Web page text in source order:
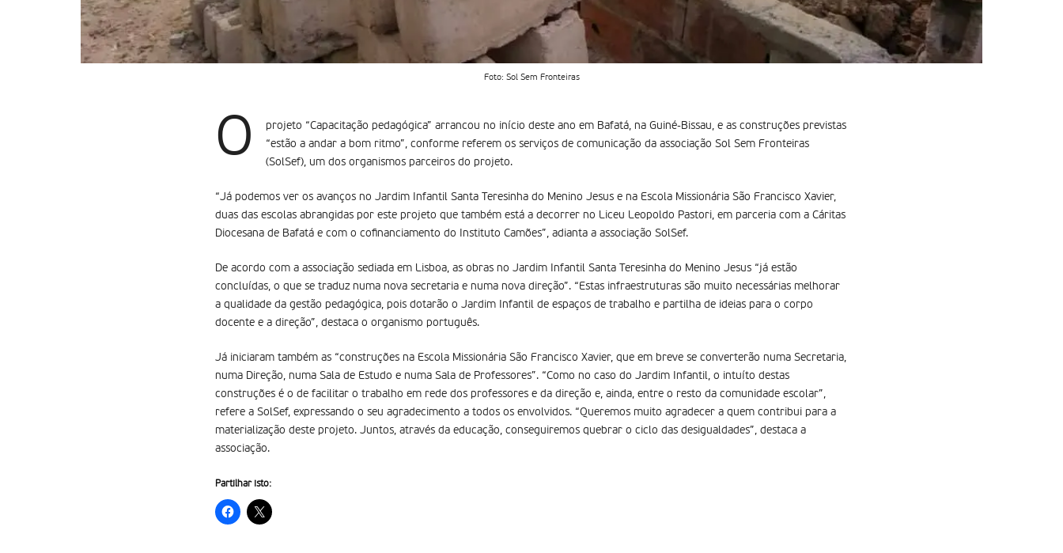
Foto: Sol Sem Fronteiras
O
projeto “Capacitação pedagógica” arrancou no início deste ano em Bafatá, na Guiné-Bissau, e as construções previstas
“estão a andar a bom ritmo”, conforme referem os serviços de comunicação da associação Sol Sem Fronteiras
(SolSef), um dos organismos parceiros do projeto.
“Já podemos ver os avanços no Jardim Infantil Santa Teresinha do Menino Jesus e na Escola Missionária São Francisco Xavier,
duas das escolas abrangidas por este projeto que também está a decorrer no Liceu Leopoldo Pastori, em parceria com a Cáritas
Diocesana de Bafatá e com o cofinanciamento do Instituto Camões”, adianta a associação SolSef.
De acordo com a associação sediada em Lisboa, as obras no Jardim Infantil Santa Teresinha do Menino Jesus “já estão
concluídas, o que se traduz numa nova secretaria e numa nova direção”. “Estas infraestruturas são muito necessárias melhorar
a qualidade da gestão pedagógica, pois dotarão o Jardim Infantil de espaços de trabalho e partilha de ideias para o corpo
docente e a direção”, destaca o organismo português.
Já iniciaram também as “construções na Escola Missionária São Francisco Xavier, que em breve se converterão numa Secretaria,
numa Direção, numa Sala de Estudo e numa Sala de Professores”. “Como no caso do Jardim Infantil, o intuíto destas
construções é o de facilitar o trabalho em rede dos professores e da direção e, ainda, entre o resto da comunidade escolar”,
refere a SolSef, expressando o seu agradecimento a todos os envolvidos. “Queremos muito agradecer a quem contribui para a
materialização deste projeto. Juntos, através da educação, conseguiremos quebrar o ciclo das desigualdades”, destaca a
associação.
Partilhar isto: